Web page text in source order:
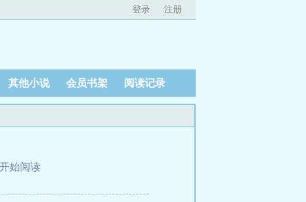
登录 注册
其他小说 会员书架 阅读记录
开始阅读